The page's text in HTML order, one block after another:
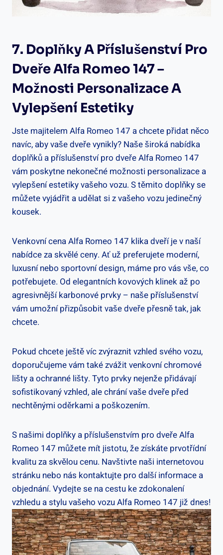
7. Doplňky A Příslušenství Pro
Dveře Alfa Romeo 147 –
Možnosti Personalizace A
Vylepšení Estetiky
Jste majitelem Alfa Romeo 147 a chcete přidat něco
navíc, aby vaše dveře vynikly? Naše široká nabídka
doplňků a příslušenství pro dveře Alfa Romeo 147
vám poskytne nekonečné možnosti personalizace a
vylepšení estetiky vašeho vozu. S těmito doplňky se
můžete vyjádřit a udělat si z vašeho vozu jedinečný
kousek.
Venkovní cena Alfa Romeo 147 klika dveří je v naší
nabídce za skvělé ceny. Ať už preferujete moderní,
luxusní nebo sportovní design, máme pro vás vše, co
potřebujete. Od elegantních kovových klinek až po
agresivnější karbonové prvky – naše příslušenství
vám umožní přizpůsobit vaše dveře přesně tak, jak
chcete.
Pokud chcete ještě víc zvýraznit vzhled svého vozu,
doporučujeme vám také zvážit venkovní chromové
lišty a ochranné lišty. Tyto prvky nejenže přidávají
sofistikovaný vzhled, ale chrání vaše dveře před
nechtěnými oděrkami a poškozením.
S našimi doplňky a příslušenstvím pro dveře Alfa
Romeo 147 můžete mít jistotu, že získáte prvotřídní
kvalitu za skvělou cenu. Navštivte naši internetovou
stránku nebo nás kontaktujte pro další informace a
objednání. Vydejte se na cestu ke zdokonalení
vzhledu a stylu vašeho vozu Alfa Romeo 147 již dnes!